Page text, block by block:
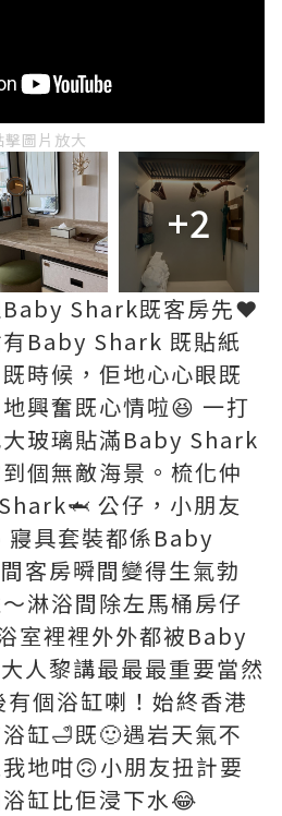
擊圖片放大
+2
Baby Shark既客房先❤️
Baby Shark 既貼紙
時候，佢地心心眼既
興奮既心情啦😆 一打
玻璃貼滿Baby Shark
個無敵海景。梳化仲
公仔，小朋友
寢具套裝都係Baby
客房𣊬間變得生氣勃
淋浴間除左馬桶房仔
室裡裡外外都被Baby
人黎講最最最重要當然
個浴缸喇！始終香港
缸🛁既🙂遇岩天氣不
地咁🙃小朋友扭計要
缸比佢浸下水😂